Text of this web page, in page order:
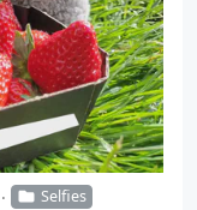
Selfies